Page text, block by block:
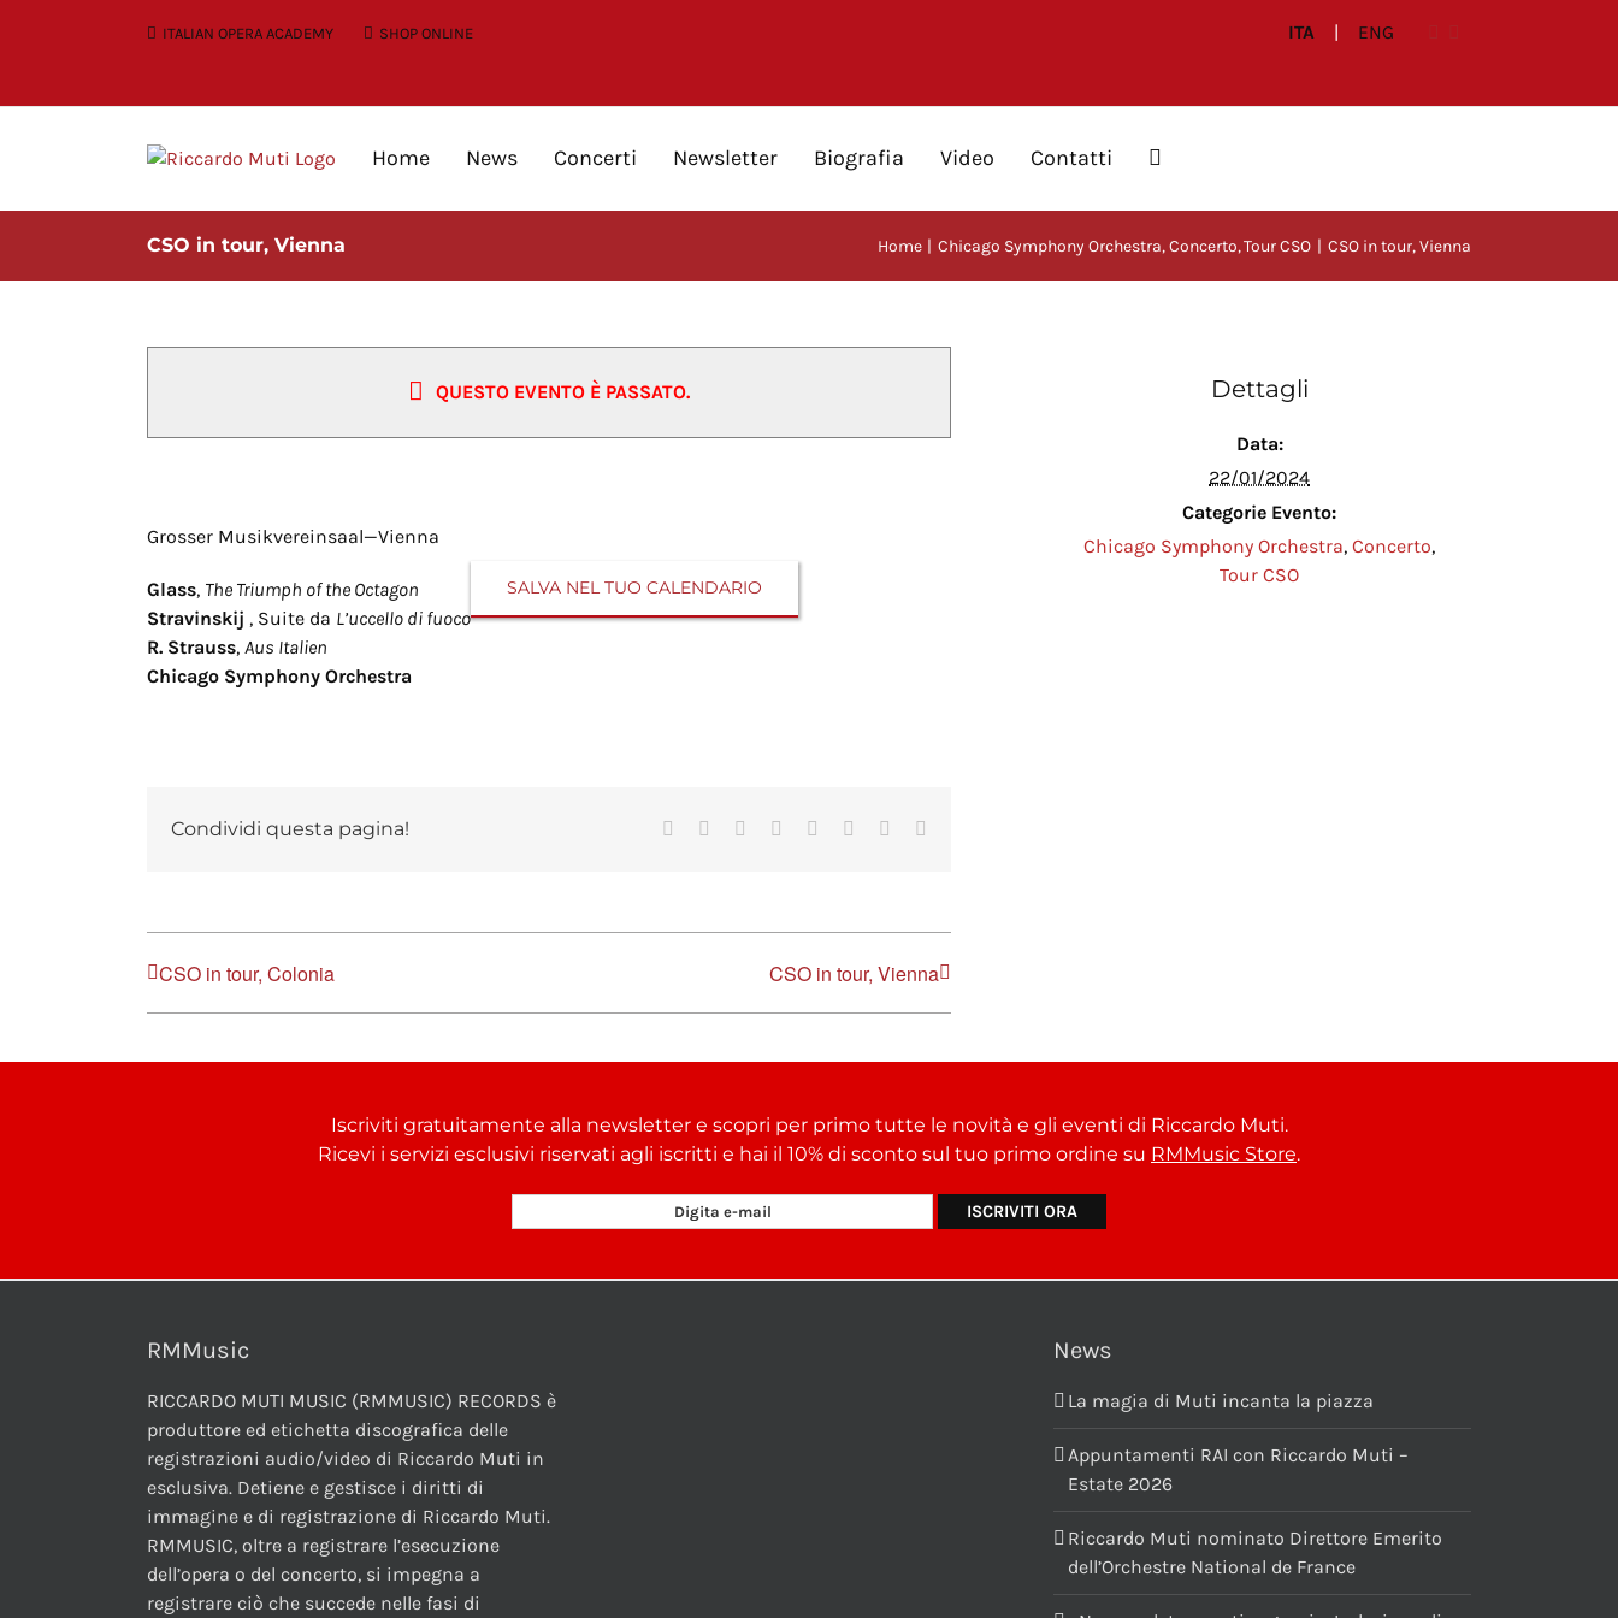
ITALIAN OPERA ACADEMY SHOP ONLINE ITA | ENG
Home News Concerti Newsletter Biografia Video Contatti
CSO in tour, Vienna Home Chicago Symphony Orchestra Concerto Tour CSO CSO in tour, Vienna
QUESTO EVENTO È PASSATO.
Grosser Musikvereinsaal—Vienna
Glass, The Triumph of the Octagon
Stravinskij , Suite da L’uccello di fuoco
R. Strauss, Aus Italien
Chicago Symphony Orchestra
SALVA NEL TUO CALENDARIO
Condividi questa pagina! Facebook Reddit LinkedIn
TumblrPinterest
CSO in tour, Colonia CSO in tour, Vienna
Dettagli
Data:
22/01/2024
Categorie Evento:
Chicago Symphony Orchestra, Concerto,
Tour CSO
Iscriviti gratuitamente alla newsletter e scopri per primo tutte le novità e gli eventi di Riccardo Muti.
Ricevi i servizi esclusivi riservati agli iscritti e hai il 10% di sconto sul tuo primo ordine su RMMusic Store.
RMMusic
RICCARDO MUTI MUSIC (RMMUSIC) RECORDS è
produttore ed etichetta discografica delle
registrazioni audio/video di Riccardo Muti in
esclusiva. Detiene e gestisce i diritti di
immagine e di registrazione di Riccardo Muti.
RMMUSIC, oltre a registrare l’esecuzione
dell’opera o del concerto, si impegna a
registrare ciò che succede nelle fasi di
News
La magia di Muti incanta la piazza
Appuntamenti RAI con Riccardo Muti –
Estate 2026
Riccardo Muti nominato Direttore Emerito
dell’Orchestre National de France